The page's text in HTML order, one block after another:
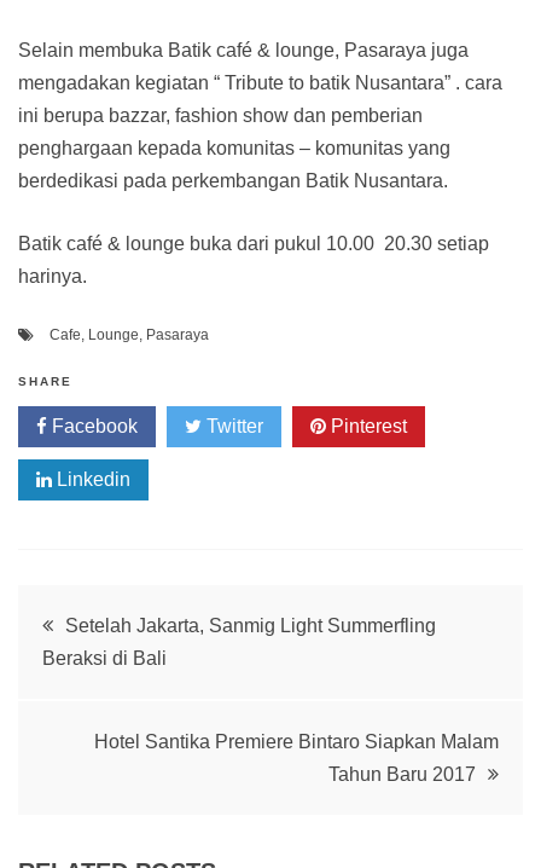
Selain membuka Batik café & lounge, Pasaraya juga
mengadakan kegiatan “ Tribute to batik Nusantara” . cara
ini berupa bazzar, fashion show dan pemberian
penghargaan kepada komunitas – komunitas yang
berdedikasi pada perkembangan Batik Nusantara.
Batik café & lounge buka dari pukul 10.00 20.30 setiap
harinya.
Cafe, Lounge, Pasaraya
SHARE
Facebook Twitter Pinterest
Linkedin
Post
Setelah Jakarta, Sanmig Light Summerfling
Beraksi di Bali
Hotel Santika Premiere Bintaro Siapkan Malam
Tahun Baru 2017